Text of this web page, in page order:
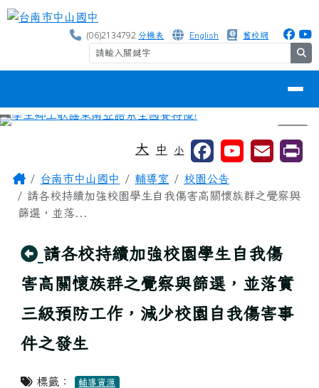
跳至主內容區
台南市中山國中
(06)2134792分機表 English 舊校網
⏸
大 中 小
主內容區域
Home台南市中山國中 輔導室
校園公告
請各校持續加強校園學生自我傷害高關懷族群之覺察與
篩選，並落...
回上頁
請各校持續加強校園學生自我傷
害高關懷族群之覺察與篩選，並落實
三級預防工作，減少校園自我傷害事
件之發生
標籤： 輔導資源
頁尾區域